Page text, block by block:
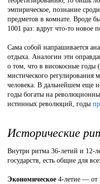
эмпирическое, познание
предметов в комнате. Вроде
1001 раз: вдруг что-то новое
Сама собой напрашивается
отдыха. Аналогии эти
о том, что в високосные годы
мистического регулирования
человека. В дальнейшем еще
годы богаты на
истинных революций, годы
Исторические
Внутри ритма 36-летий и 12-
государств, есть общие для
Экономическое 4-летие — от